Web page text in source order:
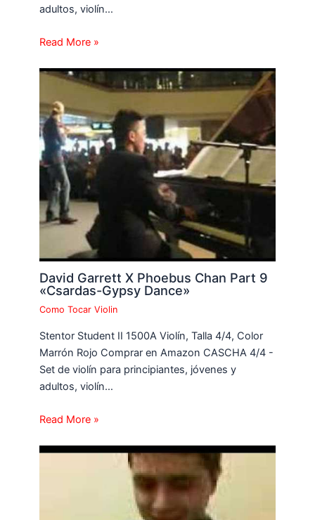
adultos, violín…
Read More »
David Garrett X Phoebus Chan Part 9
«Csardas-Gypsy Dance»
Como Tocar Violin
Stentor Student II 1500A Violín, Talla 4/4, Color
Marrón Rojo Comprar en Amazon CASCHA 4/4 -
Set de violín para principiantes, jóvenes y
adultos, violín…
Read More »